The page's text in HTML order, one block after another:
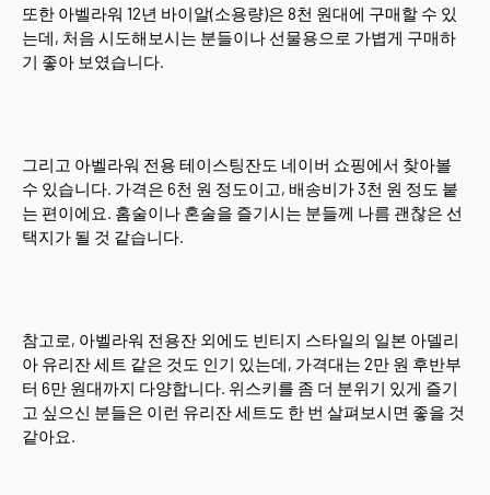
또한 아벨라워 12년 바이알(소용량)은 8천 원대에 구매할 수 있
는데, 처음 시도해보시는 분들이나 선물용으로 가볍게 구매하
기 좋아 보였습니다.
그리고 아벨라워 전용 테이스팅잔도 네이버 쇼핑에서 찾아볼
수 있습니다. 가격은 6천 원 정도이고, 배송비가 3천 원 정도 붙
는 편이에요. 홈술이나 혼술을 즐기시는 분들께 나름 괜찮은 선
택지가 될 것 같습니다.
참고로, 아벨라워 전용잔 외에도 빈티지 스타일의 일본 아델리
아 유리잔 세트 같은 것도 인기 있는데, 가격대는 2만 원 후반부
터 6만 원대까지 다양합니다. 위스키를 좀 더 분위기 있게 즐기
고 싶으신 분들은 이런 유리잔 세트도 한 번 살펴보시면 좋을 것
같아요.